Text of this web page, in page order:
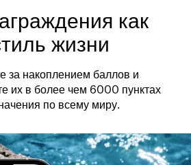
как
жизни
за накоплением баллов и
их в более чем 6000 пунктах
по всему миру.